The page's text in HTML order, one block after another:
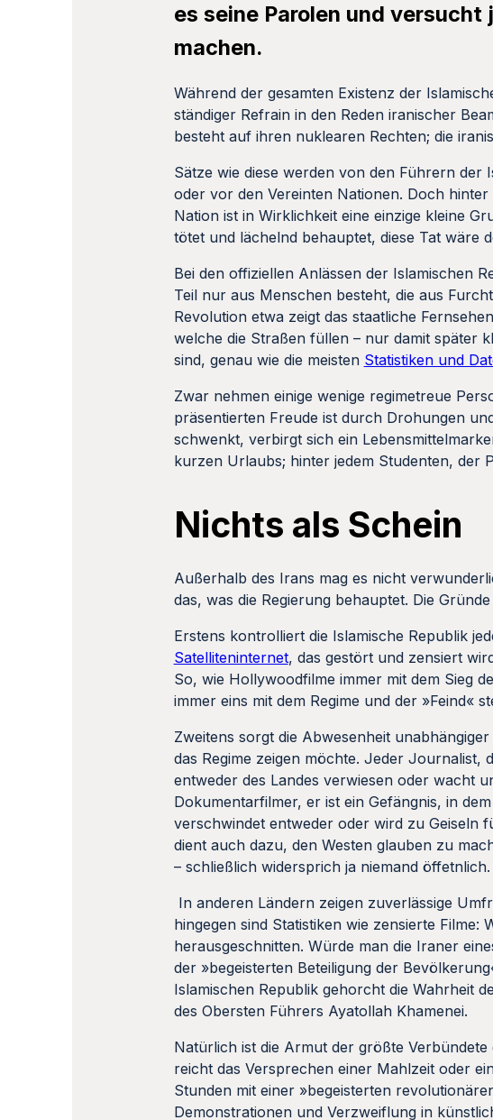
es seine Parolen und
machen.
Während der gesamten Existenz der
ständiger Refrain in den Reden iranischer
besteht auf ihren nuklearen Rechten; die
Sätze wie diese werden von den Führern der
oder vor den Vereinten Nationen. Doch
Nation ist in Wirklichkeit eine einzige kleine
tötet und lächelnd behauptet, diese Tat wäre
Bei den offiziellen Anlässen der Islamischen
Teil nur aus Menschen besteht, die aus
Revolution etwa zeigt das staatliche
welche die Straßen füllen – nur damit später
sind, genau wie die meisten Statistiken und
Zwar nehmen einige wenige regimetreue
präsentierten Freude ist durch Drohungen
schwenkt, verbirgt sich ein
kurzen Urlaubs; hinter jedem Studenten, der
Nichts als Schein
Außerhalb des Irans mag es nicht
das, was die Regierung behauptet. Die
Erstens kontrolliert die Islamische Republik
Satelliteninternet, das gestört und zensiert
So, wie Hollywoodfilme immer mit dem Sieg
immer eins mit dem Regime und der »Feind«
Zweitens sorgt die Abwesenheit
das Regime zeigen möchte. Jeder Journalist,
entweder des Landes verwiesen oder wacht
Dokumentarfilmer, er ist ein Gefängnis, in
verschwindet entweder oder wird zu Geiseln
dient auch dazu, den Westen glauben zu
– schließlich widersprich ja niemand öffetnlich.
In anderen Ländern zeigen zuverlässige
hingegen sind Statistiken wie zensierte
herausgeschnitten. Würde man die Iraner
der »begeisterten Beteiligung der
Islamischen Republik gehorcht die Wahrheit
des Obersten Führers Ayatollah Khamenei.
Natürlich ist die Armut der größte
reicht das Versprechen einer Mahlzeit oder
Stunden mit einer »begeisterten
Demonstrationen und Verzweiflung in